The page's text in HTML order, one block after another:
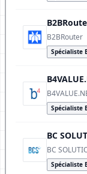
B2BRouter
Spécialiste
Spécialiste
BC
BC
Spécialiste